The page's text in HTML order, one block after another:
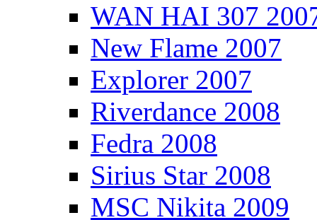
WAN HAI 307
New Flame 2007
Explorer 2007
Riverdance 2008
Fedra 2008
Sirius Star 2008
MSC Nikita 2009